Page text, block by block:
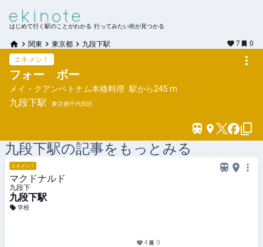
はじめて行く駅のことがわかる 行ってみたい街が見つかる
関東 東京都 九段下駅 7
0
エキメシ！
フォー ボー
メイ・クアンベトナム本格料理 駅から245 m
九段下駅 東京都千代田区
九段下駅の記事をもっとみる
エキメシ！
マクドナルド
九段下
九段下駅
学校
4 0